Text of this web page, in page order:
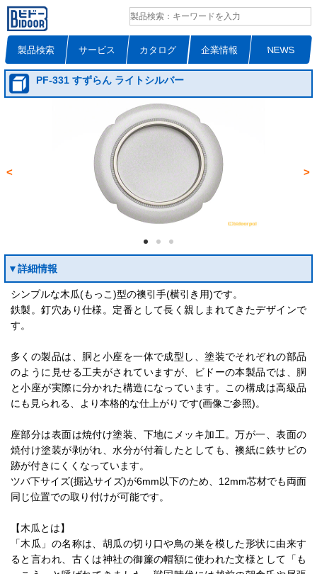
製品検索 サービス カタログ 企業情報 NEWS
PF-331 すずらん ライトシルバー
< >
▼詳細情報
シンプルな木瓜(もっこ)型の襖引手(横引き用)です。
鉄製。釘穴あり仕様。定番として長く親しまれてきたデザインで
す。
多くの製品は、胴と小座を一体で成型し、塗装でそれぞれの部品
のように見せる工夫がされていますが、ビドーの本製品では、胴
と小座が実際に分かれた構造になっています。この構成は高級品
にも見られる、より本格的な仕上がりです(画像ご参照)。
座部分は表面は焼付け塗装、下地にメッキ加工。万が一、表面の
焼付け塗装が剥がれ、水分が付着したとしても、襖紙に鉄サビの
跡が付きにくくなっています。
ツバ下サイズ(掘込サイズ)が6mm以下のため、12mm芯材でも両面
同じ位置での取り付けが可能です。
【木瓜とは】
「木瓜」の名称は、胡瓜の切り口や鳥の巣を模した形状に由来す
ると言われ、古くは神社の御簾の帽額に使われた文様として「も